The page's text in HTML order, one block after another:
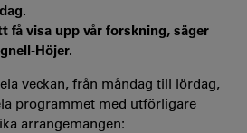
få visa upp vår forskning, säger
Höjer.
veckan, från måndag till lördag,
programmet med utförligare
arrangemangen: